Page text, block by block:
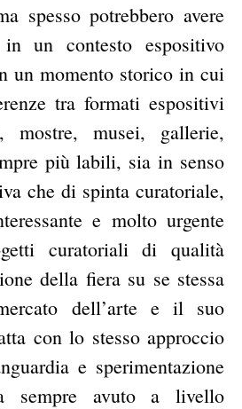
spesso potrebbero avere
un contesto espositivo
un momento storico in cui
tra formati espositivi
mostre, musei, gallerie,
più labili, sia in senso
che di spinta curatoriale,
e molto urgente
curatoriali di qualità
della fiera su se stessa
dell’arte e il suo
con lo stesso approccio
e sperimentazione
sempre avuto a livello